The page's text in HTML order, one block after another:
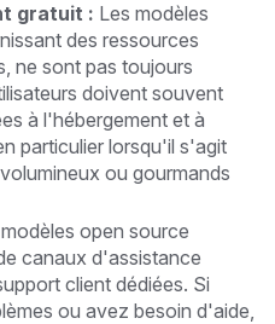
gratuit : Les modèles
des ressources
ne sont pas toujours
doivent souvent
à l'hébergement et à
particulier lorsqu'il s'agit
ou gourmands
open source
canaux d'assistance
client dédiées. Si
ou avez besoin d'aide,